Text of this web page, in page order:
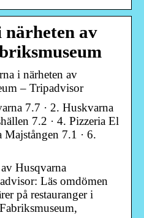
närheten av
i närheten av
– Tripadvisor
7.7 · 2. Huskvarna
7.2 · 4. Pizzeria El
Majstången 7.1 · 6.
Husqvarna
Läs omdömen
på restauranger i